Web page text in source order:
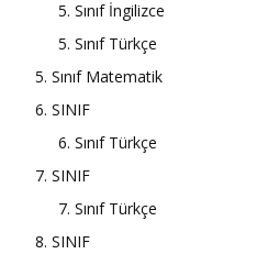
5. Sınıf İngilizce
5. Sınıf Türkçe
5. Sınıf Matematik
6. SINIF
6. Sınıf Türkçe
7. SINIF
7. Sınıf Türkçe
8. SINIF